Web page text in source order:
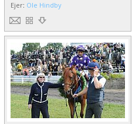
Ejer: Ole Hindby